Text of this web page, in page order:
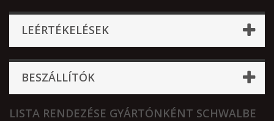
LEÉRTÉKELÉSEK
BESZÁLLÍTÓK
LISTA RENDEZÉSE GYÁRTÓNKÉNT SCHWALBE